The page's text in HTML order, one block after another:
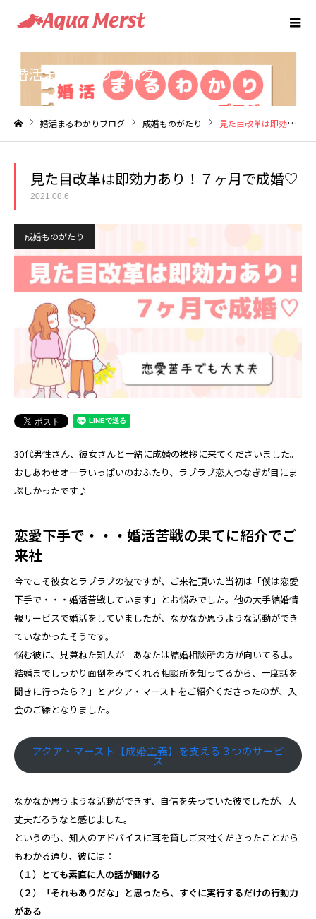
婚活まるわかりブログ
婚活まるわかりブログ 成婚ものがたり 見た目改革は即効力あり！７ヶ月で成婚♡
見た目改革は即効力あり！７ヶ月で成婚♡
2021.08.6
成婚ものがたり
30代男性さん、彼女さんと一緒に成婚の挨拶に来てくださいました。
おしあわせオーラいっぱいのおふたり、ラブラブ恋人つなぎが目にま
ぶしかったです♪
恋愛下手で・・・婚活苦戦の果てに紹介でご
来社
今でこそ彼女とラブラブの彼ですが、ご来社頂いた当初は「僕は恋愛
下手で・・・婚活苦戦しています」とお悩みでした。他の大手結婚情
報サービスで婚活をしていましたが、なかなか思うような活動ができ
ていなかったそうです。
悩む彼に、見兼ねた知人が「あなたは結婚相談所の方が向いてるよ。
結婚までしっかり面倒をみてくれる相談所を知ってるから、一度話を
聞きに行ったら？」とアクア・マーストをご紹介くださったのが、入
会のご縁となりました。
アクア・マースト【成婚主義】を支える３つのサービ
ス
なかなか思うような活動ができず、自信を失っていた彼でしたが、大
丈夫だろうなと感じました。
というのも、知人のアドバイスに耳を貸しご来社くださったことから
もわかる通り、彼には：
（１）とても素直に人の話が聞ける
（２）「それもありだな」と思ったら、すぐに実行するだけの行動力
がある